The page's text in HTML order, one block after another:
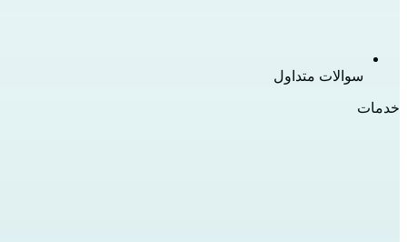
سوالات متداول
خدمات